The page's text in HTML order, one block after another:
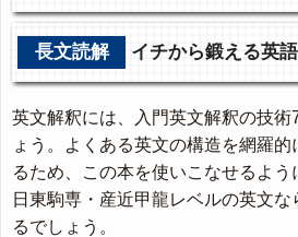
長文読解 イチから鍛える英
英文解釈には、入門英文解釈の技術
ょう。よくある英文の構造を網羅
るため、この本を使いこなせるよ
日東駒専・産近甲龍レベルの英文
るでしょう。